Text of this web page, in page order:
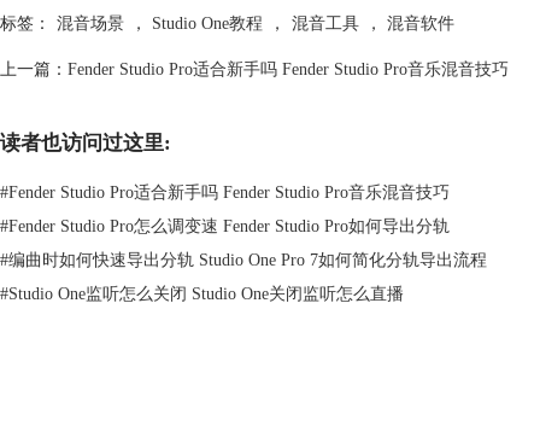
的“插入”栏中叠加不同的效果。例如，先用Pro EQ切掉低频杂音，再用
多不同的效果。
标签： 混音场景 ， Studio One教程 ， 混音工具 ， 混音软件
上一篇： Fender Studio Pro适合新手吗 Fender Studio Pro音乐混音技巧
读者也访问过这里:
#Fender Studio Pro适合新手吗 Fender Studio Pro音乐混音技巧
#Fender Studio Pro怎么调变速 Fender Studio Pro如何导出分轨
#编曲时如何快速导出分轨 Studio One Pro 7如何简化分轨导出流程
#Studio One监听怎么关闭 Studio One关闭监听怎么直播